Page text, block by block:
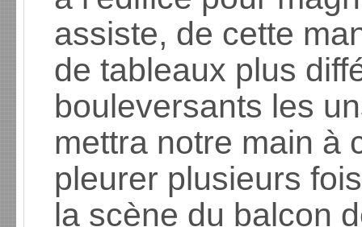
assiste, de cette
de tableaux plus
bouleversants les
mettra notre main à
pleurer plusieurs
la scène du balcon